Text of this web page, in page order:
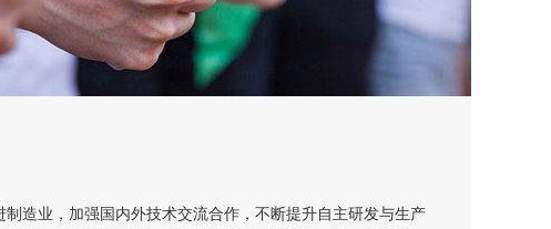
造业，加强国内外技术交流合作，不断提升自主研发与生产